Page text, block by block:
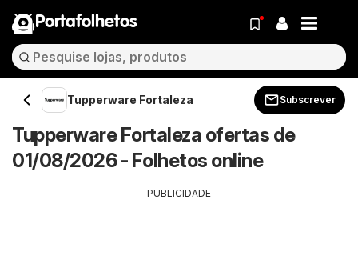
Portafolhetos
Tupperware Fortaleza Subscrever
Tupperware Fortaleza ofertas de
01/08/2026 - Folhetos online
PUBLICIDADE